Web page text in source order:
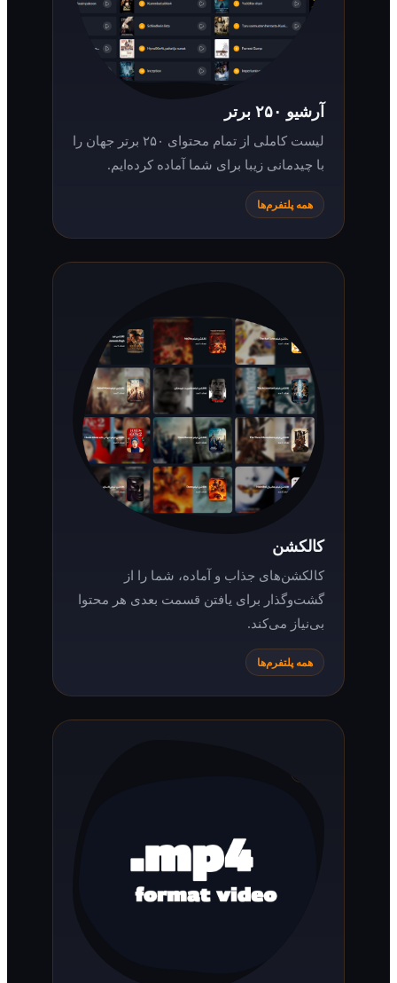
لیست کاملی از تمام محتوای ۲۵۰ برتر جهان را
با چیدمانی زیبا برای شما آماده کرده‌ایم.
همه پلتفرم‌ها
کالکشن‌های جذاب و آماده، شما را از
گشت‌وگذار برای یافتن قسمت بعدی هر محتوا
بی‌نیاز می‌کند.
همه پلتفرم‌ها